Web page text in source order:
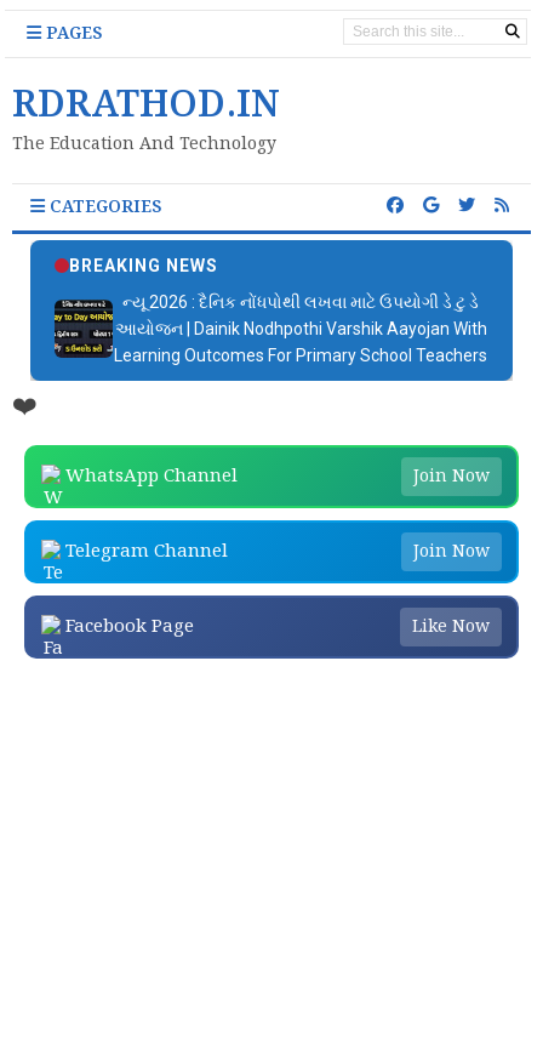
PAGES
RDRATHOD.IN
The Education And Technology
CATEGORIES
BREAKING NEWS
ન્યૂ 2026 : દૈનિક નોંધપોથી લખવા માટે ઉપયોગી ડે ટુ ડે
આયોજન | Dainik Nodhpothi Varshik Aayojan With
Learning Outcomes For Primary School Teachers
❤️
WhatsApp Channel Join Now
Telegram Channel Join Now
Facebook Page Like Now